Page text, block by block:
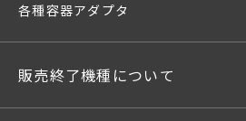
各種容器アダプタ
販売終了機種について